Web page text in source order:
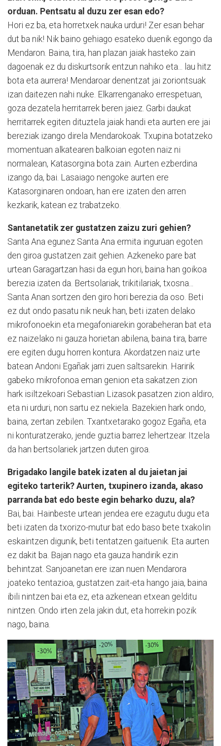
orduan. Pentsatu al duzu zer esan edo?
Hori ez ba, eta horretxek nauka urduri! Zer esan behar
dut ba nik! Nik baino gehiago esateko duenik egongo da
Mendaron. Baina, tira, han plazan jaiak hasteko zain
dagoenak ez du diskurtsorik entzun nahiko eta... lau hitz
bota eta aurrera! Mendaroar denentzat jai zoriontsuak
izan daitezen nahi nuke. Elkarrenganako errespetuan,
goza dezatela herritarrek beren jaiez. Garbi daukat
herritarrek egiten dituztela jaiak handi eta aurten ere jai
bereziak izango direla Mendarokoak. Txupina botatzeko
momentuan alkatearen balkoian egoten naiz ni
normalean, Katasorgina bota zain. Aurten ezberdina
izango da, bai. Lasaiago nengoke aurten ere
Katasorginaren ondoan, han ere izaten den arren
kezkarik, katean ez trabatzeko.
Santanetatik zer gustatzen zaizu zuri gehien?
Santa Ana egunez Santa Ana ermita inguruan egoten
den giroa gustatzen zait gehien. Azkeneko pare bat
urtean Garagartzan hasi da egun hori, baina han goikoa
berezia izaten da. Bertsolariak, trikitilariak, txosna...
Santa Anan sortzen den giro hori berezia da oso. Beti
ez dut ondo pasatu nik neuk han, beti izaten delako
mikrofonoekin eta megafoniarekin gorabeheran bat eta
ez naizelako ni gauza horietan abilena, baina tira, barre
ere egiten dugu horren kontura. Akordatzen naiz urte
batean Andoni Egañak jarri zuen saltsarekin. Haririk
gabeko mikrofonoa eman genion eta sakatzen zion
hark isiltzekoari Sebastian Lizasok pasatzen zion aldiro,
eta ni urduri, non sartu ez nekiela. Bazekien hark ondo,
baina, zertan zebilen. Txantxetarako gogoz Egaña, eta
ni konturatzerako, jende guztia barrez lehertzear. Itzela
da han bertsolariek jartzen duten giroa.
Brigadako langile batek izaten al du jaietan jai
egiteko tarterik? Aurten, txupinero izanda, akaso
parranda bat edo beste egin beharko duzu, ala?
Bai, bai. Hainbeste urtean jendea ere ezagutu dugu eta
beti izaten da txorizo-mutur bat edo baso bete txakolin
eskaintzen digunik, beti tentatzen gaituenik. Eta aurten
ez dakit ba. Bajan nago eta gauza handirik ezin
behintzat. Sanjoanetan ere izan nuen Mendarora
joateko tentazioa, gustatzen zait-eta hango jaia, baina
ibili nintzen bai eta ez, eta azkenean etxean gelditu
nintzen. Ondo irten zela jakin dut, eta horrekin pozik
nago, baina.